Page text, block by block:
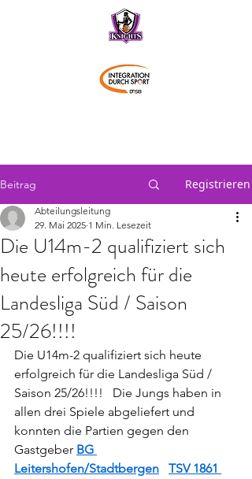
Beitrag Registrieren
Die U14m-2 qualifiziert sich
heute erfolgreich für die
Landesliga Süd / Saison
25/26!!!!
Abteilungsleitung
29. Mai 2025 1 Min. Lesezeit
Die U14m-2 qualifiziert sich heute
erfolgreich für die Landesliga Süd /
Saison 25/26!!!!   Die Jungs haben in
allen drei Spiele abgeliefert und
konnten die Partien gegen den
Gastgeber BG
Leitershofen/Stadtbergen
TSV 1861